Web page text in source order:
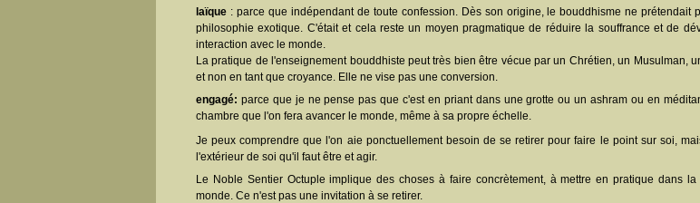
laïque : parce que indépendant de toute confession. Dès son origine, le bouddhisme ne prétendait
philosophie exotique. C'était et cela reste un moyen pragmatique de réduire la souffrance et de
interaction avec le monde.
La pratique de l'enseignement bouddhiste peut très bien être vécue par un Chrétien, un Musulman,
et non en tant que croyance. Elle ne vise pas une conversion.
engagé: parce que je ne pense pas que c'est en priant dans une grotte ou un ashram ou en
chambre que l'on fera avancer le monde, même à sa propre échelle.
Je peux comprendre que l'on aie ponctuellement besoin de se retirer pour faire le point sur soi,
l'extérieur de soi qu'il faut être et agir.
Le Noble Sentier Octuple implique des choses à faire concrètement, à mettre en pratique dans
monde. Ce n'est pas une invitation à se retirer.